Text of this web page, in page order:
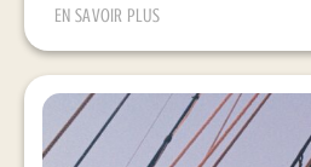
EN SAVOIR PLUS